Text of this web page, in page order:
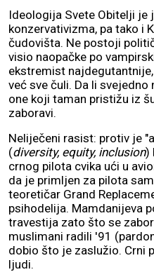
Ideologija Svete Obitelji je
konzervativizma, pa tako i
čudovišta. Ne postoji
visio naopačke po
ekstremist
već sve čuli. Da li
one koji taman pristižu iz
zaboravi.
Neliječeni rasist: protiv je
(diversity, equity, inclusion)
crnog pilota cvika ući u
da je primljen za pilota
teoretičar Grand
psihodelija. Mamdanijeva
travestija zato što se
muslimani radili '91
dobio što je zaslužio. Crni
ljudi.